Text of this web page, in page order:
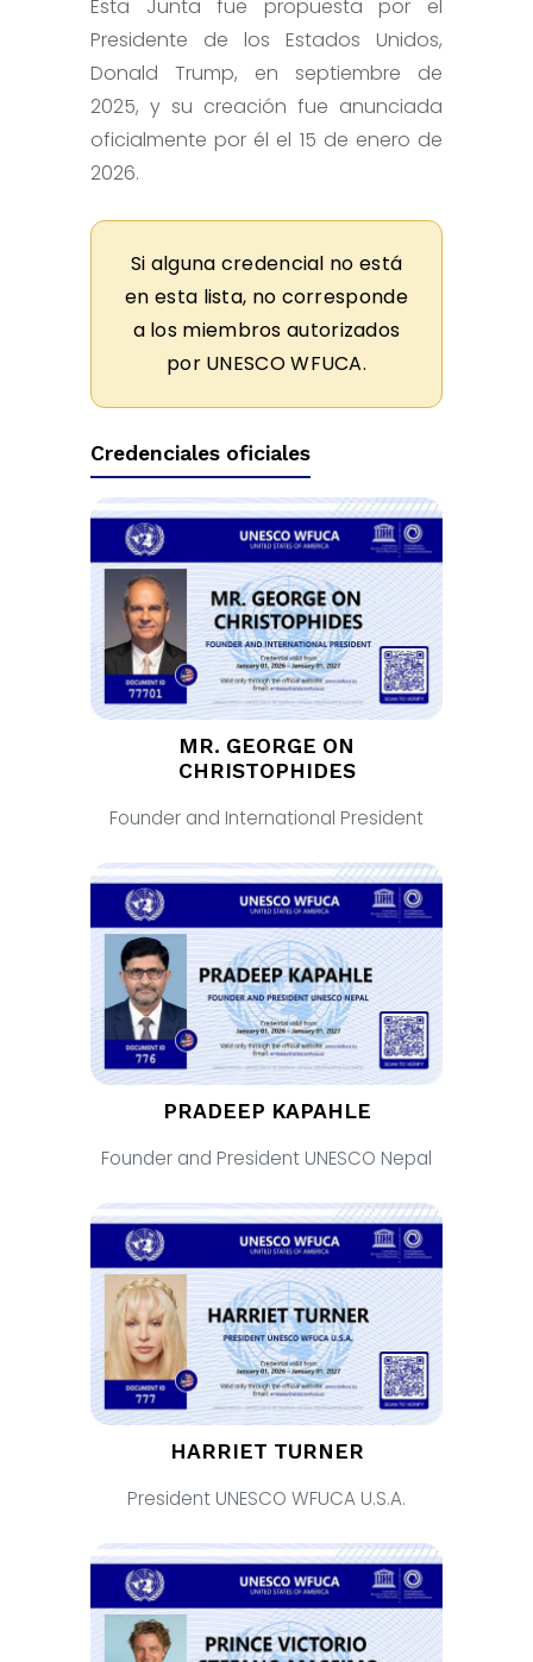
Esta Junta fue propuesta por el
Presidente de los Estados Unidos,
Donald Trump, en septiembre de
2025, y su creación fue anunciada
oficialmente por él el 15 de enero de
2026.
Si alguna credencial no está
en esta lista, no corresponde
a los miembros autorizados
por UNESCO WFUCA.
Credenciales oficiales
MR. GEORGE ON
CHRISTOPHIDES
Founder and International President
PRADEEP KAPAHLE
Founder and President UNESCO Nepal
HARRIET TURNER
President UNESCO WFUCA U.S.A.